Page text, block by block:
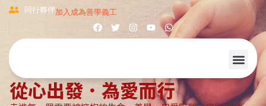
同行夥伴加入成為善學義工
從心出發．為愛而行